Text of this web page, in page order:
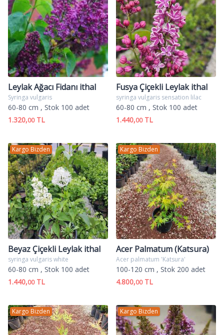
Leylak Ağacı Fidanı ithal
Syringa vulgaris
60-80 cm , Stok 100 adet
1.320,00TL
Fusya Çiçekli Leylak ithal
syringa vulgaris sensation lilac
60-80 cm , Stok 100 adet
1.440,00TL
Kargo Bizden
Beyaz Çiçekli Leylak ithal
syringa vulgaris white
60-80 cm , Stok 100 adet
1.440,00TL
Kargo Bizden
Acer Palmatum (Katsura)
Acer palmatum 'Katsura'
100-120 cm , Stok 200 adet
4.800,00TL
Kargo Bizden Kargo Bizden